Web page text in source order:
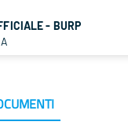
- BURP